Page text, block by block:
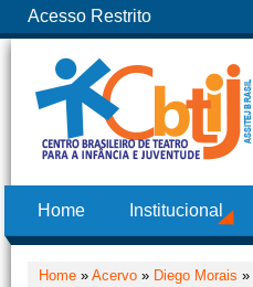
Acesso Restrito
Home Institucional
Home » Acervo » Diego Morais »